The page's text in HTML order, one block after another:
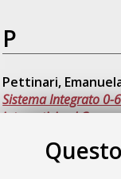
P
Pettinari,
Sistema Integrato 0-
integrativi nel
Mater Studiorum
Scienze pedagogiche